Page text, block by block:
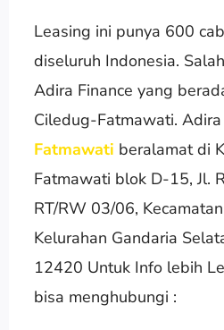
Leasing ini punya 600
diseluruh Indonesia.
Adira Finance yang
Ciledug-Fatmawati. Adira
Fatmawati beralamat di
Fatmawati blok D-15, Jl.
RT/RW 03/06,
Kelurahan Gandaria
12420 Untuk Info lebih
bisa menghubungi :